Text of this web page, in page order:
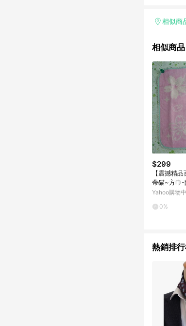
Yahoo超
相似商
相似商品
$299
【震撼精
蒂貓~方巾-
Yahoo購物
0%
熱銷排